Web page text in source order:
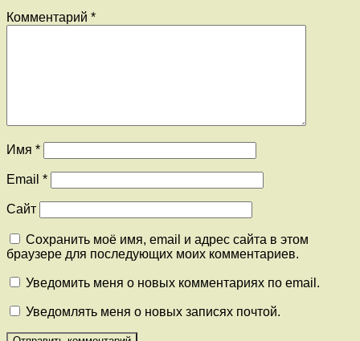
Комментарий *
Имя *
Email *
Сайт
Сохранить моё имя, email и адрес сайта в этом
браузере для последующих моих комментариев.
Уведомить меня о новых комментариях по email.
Уведомлять меня о новых записях почтой.